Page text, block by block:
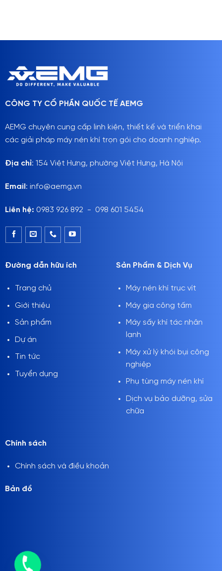
CÔNG TY CỔ PHẦN QUỐC TẾ AEMG
AEMG chuyên cung cấp linh kiện, thiết kế và triển khai
các giải pháp máy nén khí trọn gói cho doanh nghiệp.
Địa chỉ: 154 Việt Hưng, phường Việt Hưng, Hà Nội
Email : info@aemg.vn
Liên hệ: 0983 926 892 - 098 601 5454
Đường dẫn hữu ích
Trang chủ
Giới thiệu
Sản phẩm
Dự án
Tin tức
Tuyển dụng
Sản Phẩm & Dịch Vụ
Máy nén khí trục vít
Máy gia công tấm
Máy sấy khí tác nhân
lạnh
Máy xử lý khói bụi công
nghiệp
Phụ tùng máy nén khí
Dịch vụ bảo dưỡng, sửa
chữa
Chính sách
Chính sách và điều khoản
Bản đồ